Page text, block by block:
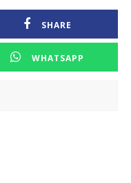
SHARE
WHATSAPP